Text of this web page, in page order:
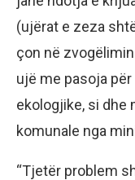
(ujërat e zeza
çon në
ujë me pasoja
ekologjike, si dhe
komunale nga
“Tjetër problem